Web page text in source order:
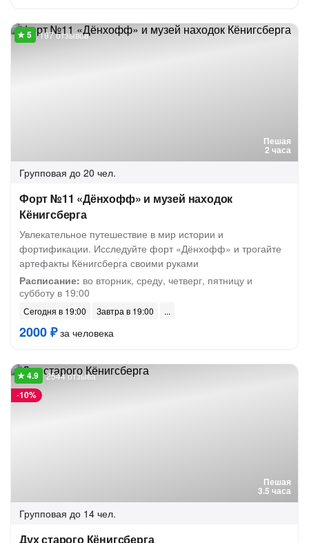
Пешая
2 часа
197 отзывов
Групповая до 20 чел.
Форт №11 «Дёнхофф» и музей находок
Кёнигсберга
Увлекательное путешествие в мир истории и
фортификации. Исследуйте форт «Дёнхофф» и трогайте
артефакты Кёнигсберга своими руками
Расписание: во вторник, среду, четверг, пятницу и
субботу в 19:00
Сегодня в 19:00 Завтра в 19:00
2000 ₽за человека
Пешая
3.5 часа
-10%
2544 отзыва
Групповая до 14 чел.
Дух старого Кёнигсберга